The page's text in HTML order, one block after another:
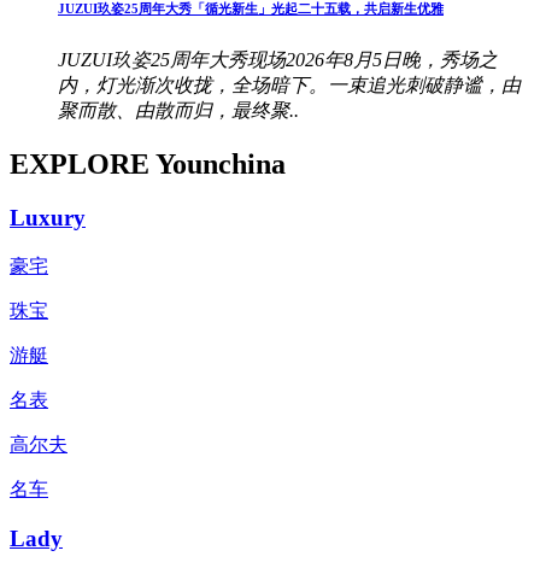
JUZUI玖姿25周年大秀「循光新生」光起二十五载，共启新生优雅
JUZUI玖姿25周年大秀现场2026年8月5日晚，秀场之
内，灯光渐次收拢，全场暗下。一束追光刺破静谧，由
聚而散、由散而归，最终聚..
EXPLORE Younchina
Luxury
豪宅
珠宝
游艇
名表
高尔夫
名车
Lady